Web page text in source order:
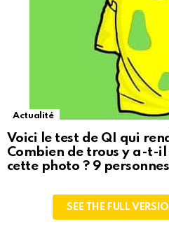
Actualité
Voici le test de QI qui
Combien de trous y a-t-il
cette photo ? 9
SEE THE FULL